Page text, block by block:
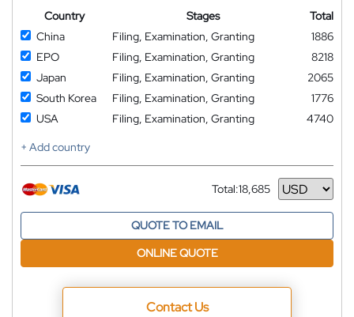
Country Stages
Total
China
Filing, Examination, Granting
1886
EPO
Filing, Examination, Granting
8218
Japan
Filing, Examination, Granting
2065
South Korea
Filing, Examination, Granting
1776
USA
Filing, Examination, Granting
4740
+ Add country
Total:18,685
Currency
QUOTE TO EMAIL
ONLINE QUOTE
Contact Us